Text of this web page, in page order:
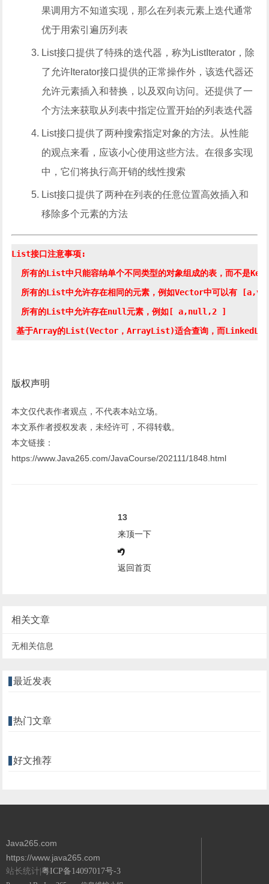
果调用方不知道实现，那么在列表元素上迭代通常
优于用索引遍历列表
List接口提供了特殊的迭代器，称为ListIterator，除
了允许Iterator接口提供的正常操作外，该迭代器还
允许元素插入和替换，以及双向访问。还提供了一
个方法来获取从列表中指定位置开始的列表迭代器
List接口提供了两种搜索指定对象的方法。从性能
的观点来看，应该小心使用这些方法。在很多实现
中，它们将执行高开销的线性搜索
List接口提供了两种在列表的任意位置高效插入和
移除多个元素的方法
List接口注意事项:
所有的List中只能容纳单个不同类型的对象组成的表，而不是
所有的List中允许存在相同的元素，例如Vector中可以有
  所有的List中允许存在null元素，例如[ a,null,2 ]
版权声明
本文仅代表作者观点，不代表本站立场。
本文系作者授权发表，未经许可，不得转载。
本文链接：
https://www.Java265.com/JavaCourse/202111/1848.html
13
来顶一下
返回首页
相关文章
无相关信息
最近发表
热门文章
好文推荐
Java265.com
https://www.java265.com
站长统计| 粤ICP备14097017号-3